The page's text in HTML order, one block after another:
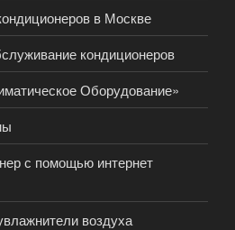
в Москве
кондиционеров
Оборудование»
с помощью интернет
воздуха